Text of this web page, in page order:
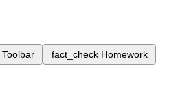
Toolbar fact_check Homework